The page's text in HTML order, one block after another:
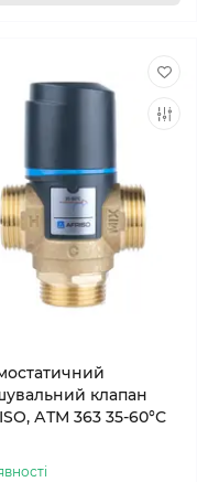
клапан
АТМ 363 35-60°С